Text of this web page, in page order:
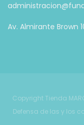
Av. Almirante Brown
Copyright Tienda
Defensa de las y los